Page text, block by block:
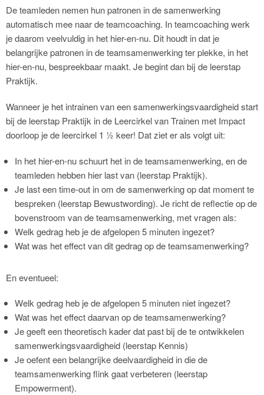
De teamleden nemen hun patronen in de samenwerking
automatisch mee naar de teamcoaching. In teamcoaching werk
je daarom veelvuldig in het hier-en-nu. Dit houdt in dat je
belangrijke patronen in de teamsamenwerking ter plekke, in het
hier-en-nu, bespreekbaar maakt. Je begint dan bij de leerstap
Praktijk.
Wanneer je het intrainen van een samenwerkingsvaardigheid start
bij de leerstap Praktijk in de Leercirkel van Trainen met Impact
doorloop je de leercirkel 1 ½ keer! Dat ziet er als volgt uit:
In het hier-en-nu schuurt het in de teamsamenwerking, en de
teamleden hebben hier last van (leerstap Praktijk).
Je last een time-out in om de samenwerking op dat moment te
bespreken (leerstap Bewustwording). Je richt de reflectie op de
bovenstroom van de teamsamenwerking, met vragen als:
Welk gedrag heb je de afgelopen 5 minuten ingezet?
Wat was het effect van dit gedrag op de teamsamenwerking?
En eventueel:
Welk gedrag heb je de afgelopen 5 minuten niet ingezet?
Wat was het effect daarvan op de teamsamenwerking?
Je geeft een theoretisch kader dat past bij de te ontwikkelen
samenwerkingsvaardigheid (leerstap Kennis)
Je oefent een belangrijke deelvaardigheid in die de
teamsamenwerking flink gaat verbeteren (leerstap
Empowerment).